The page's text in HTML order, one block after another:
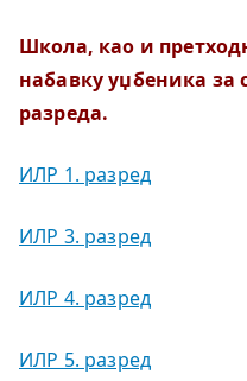
Школа, као и
набавку уџбеника за
разреда.
ИЛР 1. разред
ИЛР 3. разред
ИЛР 4. разред
ИЛР 5. разред